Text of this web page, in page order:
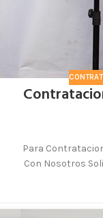
Para
Con Nosotros